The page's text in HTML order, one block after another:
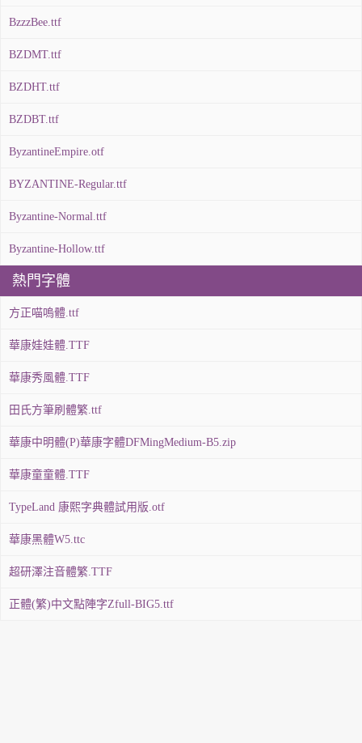
BzzzBee.ttf
BZDMT.ttf
BZDHT.ttf
BZDBT.ttf
ByzantineEmpire.otf
BYZANTINE-Regular.ttf
Byzantine-Normal.ttf
Byzantine-Hollow.ttf
熱門字體
方正喵嗚體.ttf
華康娃娃體.TTF
華康秀風體.TTF
田氏方筆刷體繁.ttf
華康中明體(P)華康字體DFMingMedium-B5.zip
華康童童體.TTF
TypeLand 康熙字典體試用版.otf
華康黑體W5.ttc
超研澤注音體繁.TTF
正體(繁)中文點陣字Zfull-BIG5.ttf